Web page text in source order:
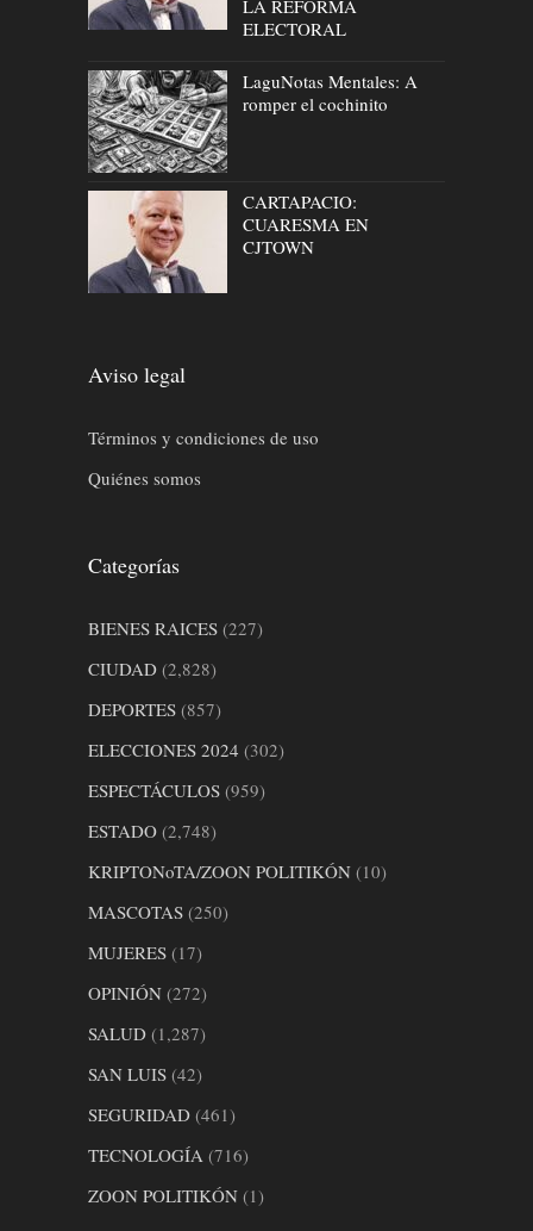
LA REFORMA
ELECTORAL
LaguNotas Mentales: A
romper el cochinito
CARTAPACIO:
CUARESMA EN
CJTOWN
Aviso legal
Términos y condiciones de uso
Quiénes somos
Categorías
BIENES RAICES (227)
CIUDAD (2,828)
DEPORTES (857)
ELECCIONES 2024 (302)
ESPECTÁCULOS (959)
ESTADO (2,748)
KRIPTONoTA/ZOON POLITIKÓN (10)
MASCOTAS (250)
MUJERES (17)
OPINIÓN (272)
SALUD (1,287)
SAN LUIS (42)
SEGURIDAD (461)
TECNOLOGÍA (716)
ZOON POLITIKÓN (1)